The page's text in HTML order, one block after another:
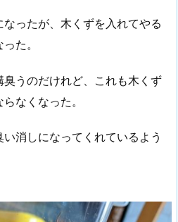
ったが、木くずを入れてやる
た。
うのだけれど、これも木くず
なくなった。
消しになってくれているよう